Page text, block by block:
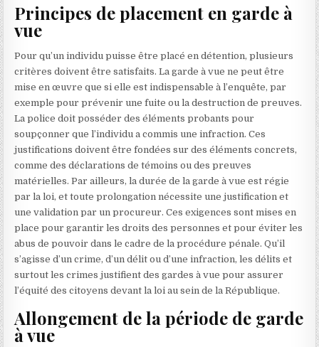
Principes de placement en garde à
vue
Pour qu’un individu puisse être placé en détention, plusieurs
critères doivent être satisfaits. La garde à vue ne peut être
mise en œuvre que si elle est indispensable à l’enquête, par
exemple pour prévenir une fuite ou la destruction de preuves.
La police doit posséder des éléments probants pour
soupçonner que l’individu a commis une infraction. Ces
justifications doivent être fondées sur des éléments concrets,
comme des déclarations de témoins ou des preuves
matérielles. Par ailleurs, la durée de la garde à vue est régie
par la loi, et toute prolongation nécessite une justification et
une validation par un procureur. Ces exigences sont mises en
place pour garantir les droits des personnes et pour éviter les
abus de pouvoir dans le cadre de la procédure pénale. Qu’il
s’agisse d’un crime, d’un délit ou d’une infraction, les délits et
surtout les crimes justifient des gardes à vue pour assurer
l’équité des citoyens devant la loi au sein de la République.
Allongement de la période de garde
à vue